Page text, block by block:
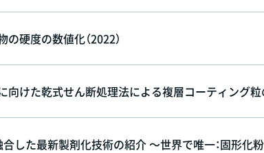
硬度の数値化（2022）
向けた乾式せん断処理法による複層コーティング粒
した最新製剤化技術の紹介 ～世界で唯一：固形化